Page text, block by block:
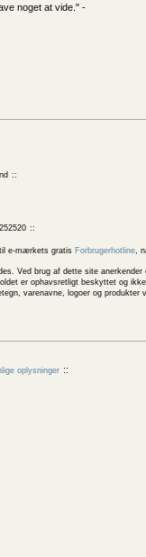
noget at vide." -
e-mærkets gratis Forbrugerhotline,
Ved brug af dette site
er ophavsretligt beskyttet og
varenavne, logoer og
oplysninger